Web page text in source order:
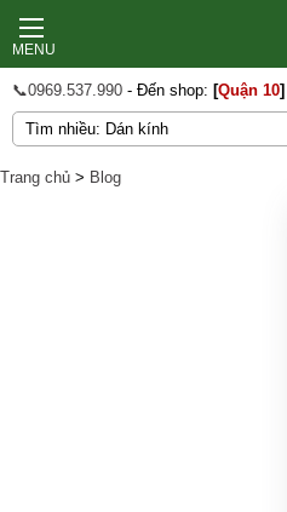
MENU
📞0969.537.990 - Đến shop: [Quận 10]
Trang chủ > Blog